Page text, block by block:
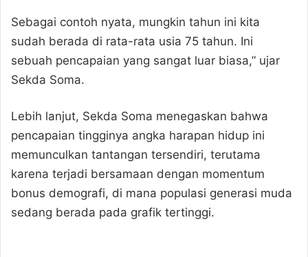
Sebagai contoh nyata, mungkin tahun ini kita
sudah berada di rata-rata usia 75 tahun. Ini
sebuah pencapaian yang sangat luar biasa,” ujar
Sekda Soma.
Lebih lanjut, Sekda Soma menegaskan bahwa
pencapaian tingginya angka harapan hidup ini
memunculkan tantangan tersendiri, terutama
karena terjadi bersamaan dengan momentum
bonus demografi, di mana populasi generasi muda
sedang berada pada grafik tertinggi.